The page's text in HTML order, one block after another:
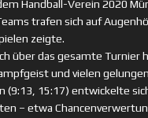
Handball-Verein 2020
trafen sich auf
zeigte.
über das gesamte Turnier
und vielen
(9:13, 15:17) entwickelte
– etwa